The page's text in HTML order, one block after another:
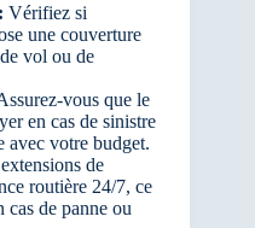
Vérifiez si
une couverture
vol ou de
vous que le
en cas de sinistre
avec votre budget.
de
routière 24/7, ce
cas de panne ou